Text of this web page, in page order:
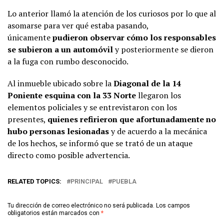
Lo anterior llamó la atención de los curiosos por lo que al
asomarse para ver qué estaba pasando,
únicamentepudieron observar cómo los responsables
se subieron a un automóvily posteriormente se dieron
a la fuga con rumbo desconocido.
Al inmueble ubicado sobre laDiagonal de la 14
Poniente esquina con la 33 Nortellegaron los
elementos policiales y se entrevistaron con los
presentes, quienes refirieron que afortunadamente no
hubo personas lesionadasy de acuerdo a la mecánica
de los hechos, se informó que se trató de un ataque
directo como posible advertencia.
RELATED TOPICS: PRINCIPAL PUEBLA
Tu dirección de correo electrónico no será publicada. Los campos
obligatorios están marcados con *